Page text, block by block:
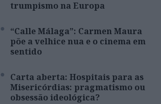
trumpismo na Europa
“Calle Málaga”: Carmen Maura
põe a velhice nua e o cinema em
sentido
Carta aberta: Hospitais para as
Misericórdias: pragmatismo ou
obsessão ideológica?